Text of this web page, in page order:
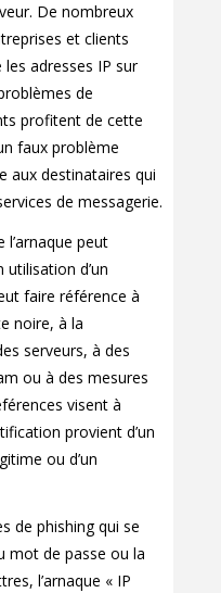
De nombreux
et clients
adresses IP sur
de
profitent de cette
faux problème
aux destinataires qui
de messagerie.
peut
d’un
faire référence à
noire, à la
serveurs, à des
ou à des mesures
visent à
provient d’un
ou d’un
de phishing qui se
mot de passe ou la
l’arnaque « IP